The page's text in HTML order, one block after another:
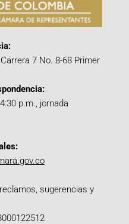
7 No. 8-68 Primer
p.m., jornada
sugerencias y